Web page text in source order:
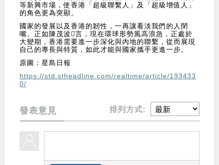
等新興市場，使香港「超級聯繫人」及「超級增值人」
的角色更為突顯。
國家的發展以及香港的韌性，一再讓看淡我們的人閉
嘴。正如陳茂波𣃑言，現在環球形勢風高浪急，正處於
大變期，香港需要進一步深化與內地的聯繫，從而展現
自己的專長與特質，如此才能與國家攜手更進一步。
原圖：星島日報
https://std.stheadline.com/realtime/article/193433
0/
發表意見 排列方式: